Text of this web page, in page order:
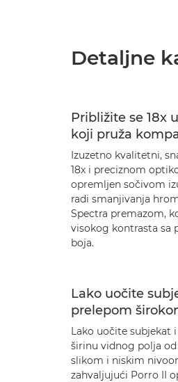
Detaljne
Približite se 18x
koji pruža
Izuzetno kvalitetni,
18x i preciznom
opremljen sočivom
radi smanjivanja
Spectra premazom,
visokog kontrasta sa
boja.
Lako uočite
prelepom
Lako uočite subjekat
širinu vidnog polja od
slikom i niskim
zahvaljujući Porro II